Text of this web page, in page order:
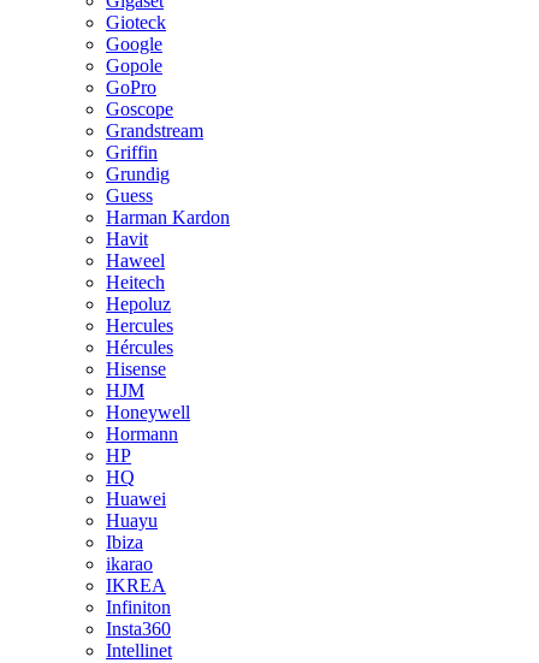
Gioteck
Google
Gopole
GoPro
Goscope
Grandstream
Griffin
Grundig
Guess
Harman Kardon
Havit
Haweel
Heitech
Hepoluz
Hercules
Hércules
Hisense
HJM
Honeywell
Hormann
HP
HQ
Huawei
Huayu
Ibiza
ikarao
IKREA
Infiniton
Insta360
Intellinet